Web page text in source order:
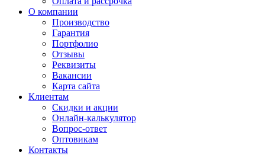
О компании
Производство
Гарантия
Портфолио
Отзывы
Реквизиты
Вакансии
Карта сайта
Клиентам
Скидки и акции
Онлайн-калькулятор
Вопрос-ответ
Оптовикам
Контакты